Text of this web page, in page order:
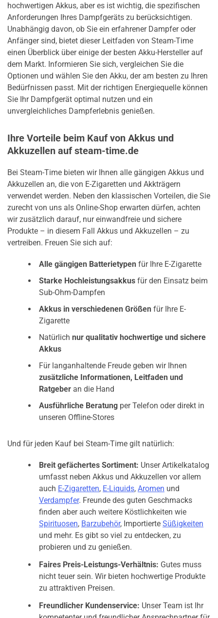
hochwertigen Akkus, aber es ist wichtig, die spezifischen
Anforderungen Ihres Dampfgeräts zu berücksichtigen.
Unabhängig davon, ob Sie ein erfahrener Dampfer oder
Anfänger sind, bietet dieser Leitfaden von Steam-Time
einen Überblick über einige der besten Akku-Hersteller auf
dem Markt. Informieren Sie sich, vergleichen Sie die
Optionen und wählen Sie den Akku, der am besten zu Ihren
Bedürfnissen passt. Mit der richtigen Energiequelle können
Sie Ihr Dampfgerät optimal nutzen und ein
unvergleichliches Dampferlebnis genießen.
Ihre Vorteile beim Kauf von Akkus und
Akkuzellen auf steam-time.de
Bei Steam-Time bieten wir Ihnen alle gängigen Akkus und
Akkuzellen an, die von E-Zigaretten und Akkträgern
verwendet werden. Neben den klassischen Vorteilen, die Sie
zurecht von uns als Online-Shop erwarten dürfen, achten
wir zusätzlich darauf, nur einwandfreie und sichere
Produkte – in diesem Fall Akkus und Akkuzellen – zu
vertreiben. Freuen Sie sich auf:
Alle gängigen Batterietypen für Ihre E-Zigarette
Starke Hochleistungsakkus für den Einsatz beim
Sub-Ohm-Dampfen
Akkus in verschiedenen Größen für Ihre E-
Zigarette
Natürlich nur qualitativ hochwertige und sichere
Akkus
Für langanhaltende Freude geben wir Ihnen
zusätzliche Informationen, Leitfaden und
Ratgeber an die Hand
Ausführliche Beratung per Telefon oder direkt in
unseren Offline-Stores
Und für jeden Kauf bei Steam-Time gilt natürlich:
Breit gefächertes Sortiment: Unser Artikelkatalog
umfasst neben Akkus und Akkuzellen vor allem
auch E-Zigaretten, E-Liquids, Aromen und
Verdampfer. Freunde des guten Geschmacks
finden aber auch weitere Köstlichkeiten wie
Spirituosen, Barzubehör, Importierte Süßigkeiten
und mehr. Es gibt so viel zu entdecken, zu
probieren und zu genießen.
Faires Preis-Leistungs-Verhältnis: Gutes muss
nicht teuer sein. Wir bieten hochwertige Produkte
zu attraktiven Preisen.
Freundlicher Kundenservice: Unser Team ist Ihr